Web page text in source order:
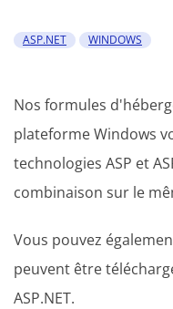
ASP.NET WINDOWS
Nos formules
plateforme Windows
technologies ASP et
combinaison sur le
Vous pouvez
peuvent être
ASP.NET.